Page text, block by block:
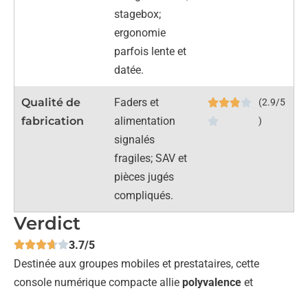
stagebox;
ergonomie
parfois lente et
datée.
Qualité de
fabrication
Faders et
alimentation
signalés
fragiles; SAV et
pièces jugés
compliqués.
(2.9/5
)
Verdict
3.7/5
Destinée aux groupes mobiles et prestataires, cette
console numérique compacte allie polyvalence et